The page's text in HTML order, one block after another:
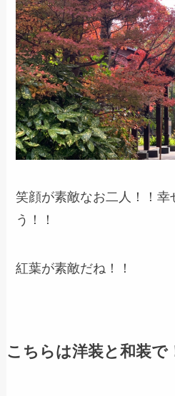
笑顔が素敵なお二人！！幸
う！！
紅葉が素敵だね！！
こちらは洋装と和装で